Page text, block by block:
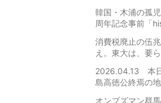
韓国・木浦の孤
周年記念事前「
消費税廃止の伍
え。東大は、要ら
2026.04.13 本
島高徳公終焉の
オンブズマン群